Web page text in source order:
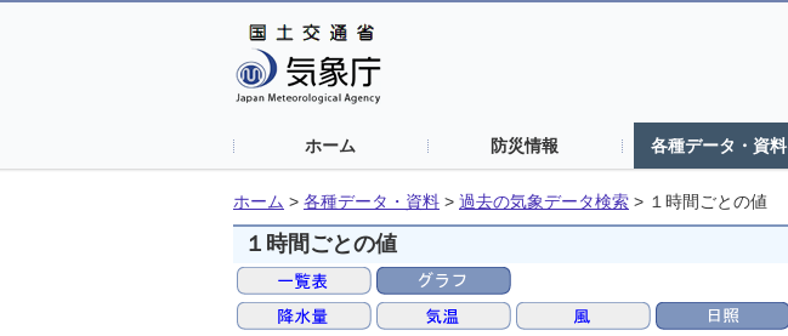
ホーム 防災情報 各種データ・資料
ホーム > 各種データ・資料 > 過去の気象データ検索 > １時間ごとの値
１時間ごとの値